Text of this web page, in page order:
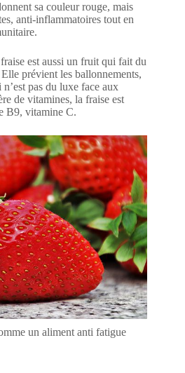
sa couleur rouge, mais
anti-inflammatoires tout en
est aussi un fruit qui fait du
prévient les ballonnements,
pas du luxe face aux
de vitamines, la fraise est
B9, vitamine C.
un aliment anti fatigue